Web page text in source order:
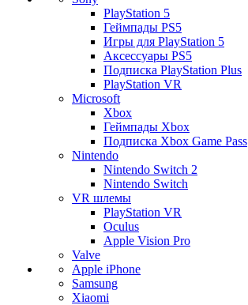
PlayStation 5
Геймпады PS5
Игры для PlayStation 5
Аксессуары PS5
Подписка PlayStation Plus
PlayStation VR
Microsoft
Xbox
Геймпады Xbox
Подписка Xbox Game Pass
Nintendo
Nintendo Switch 2
Nintendo Switch
VR шлемы
PlayStation VR
Oculus
Apple Vision Pro
Valve
Apple iPhone
Samsung
Xiaomi